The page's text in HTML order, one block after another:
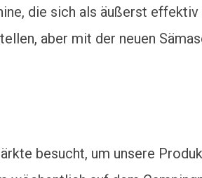
die sich als äußerst effektiv
aber mit der neuen
besucht, um unsere